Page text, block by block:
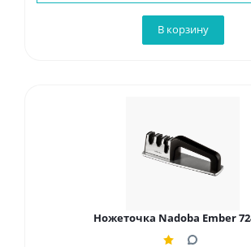
В корзину
Ножеточка Nadoba Ember